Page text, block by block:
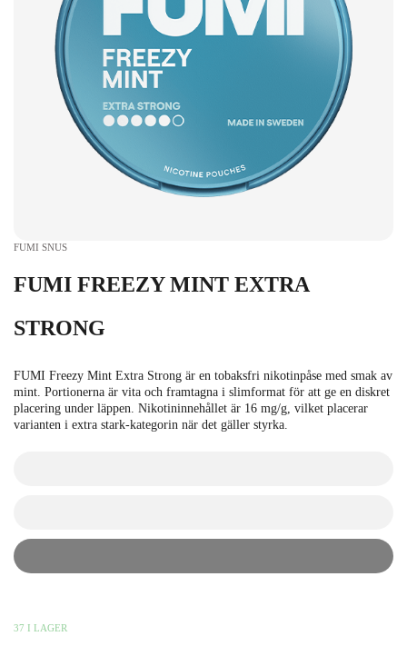
FUMI SNUS
FUMI FREEZY MINT EXTRA
STRONG
FUMI Freezy Mint Extra Strong är en tobaksfri nikotinpåse med smak av
mint. Portionerna är vita och framtagna i slimformat för att ge en diskret
placering under läppen. Nikotininnehållet är 16 mg/g, vilket placerar
varianten i extra stark-kategorin när det gäller styrka.